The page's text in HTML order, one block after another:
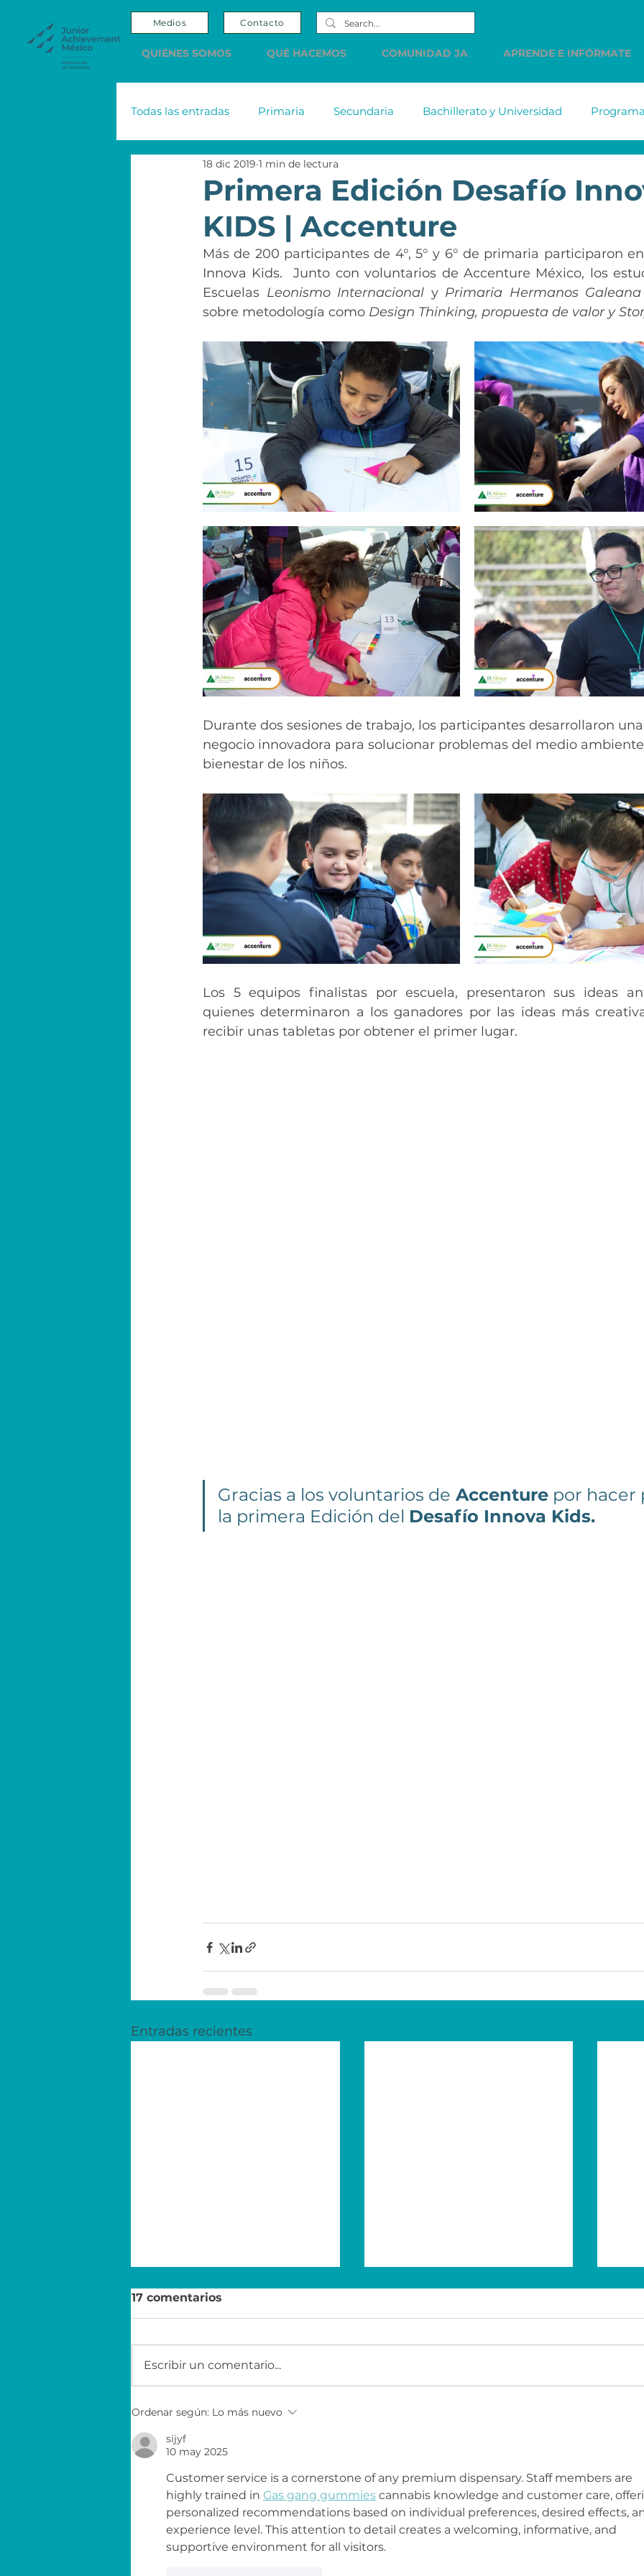
Medios Contacto
QUIÉNES SOMOS QUÉ HACEMOS COMUNIDAD JA APRENDE E INFÓRMATE
Todas las entradas Primaria Secundaria Bachillerato y Universidad
Editorial Scotiabank
Nacional Monte de Piedad HSBC Western Union
Emprendedores y Empresarios de Comunicados Vacantes Finanzas
Primera Edición Desafío
KIDS | Accenture
18 dic 2019 1 min de lectura
Más de 200 participantes de 4°, 5° y 6° de primaria participaron
Innova Kids.  Junto con voluntarios de Accenture México, los
Escuelas Leonismo Internacional y Primaria Hermanos Galeana
sobre metodología como Design Thinking, propuesta de valor y
Durante dos sesiones de trabajo, los participantes desarrollaron
negocio innovadora para solucionar problemas del medio
bienestar de los niños.
Los 5 equipos finalistas por escuela, presentaron sus ideas
quienes determinaron a los ganadores por las ideas más
recibir unas tabletas por obtener el primer lugar.
Gracias a los voluntarios de Accenture por hacer
la primera Edición del Desafío Innova Kids.
Entradas recientes
Sigue conectado: pronto
oportunidades
de
17 comentarios
Escribir un comentario...
Ordenar según: Lo más nuevo
sijyf
10 may 2025
Customer service is a cornerstone of any premium dispensary. Staff members are
highly trained in Gas gang gummies cannabis knowledge and customer care,
personalized recommendations based on individual preferences, desired effects,
experience level. This attention to detail creates a welcoming, informative, and
supportive environment for all visitors.